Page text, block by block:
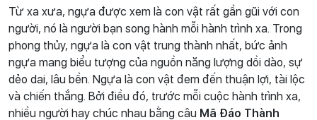
Từ xa xưa, ngựa được xem là con vật rất gần gũi với con
người, nó là người bạn song hành mỗi hành trình xa. Trong
phong thủy, ngựa là con vật trung thành nhất, bức ảnh
ngựa mang biểu tượng của nguồn năng lượng dồi dào, sự
dẻo dai, lâu bền. Ngựa là con vật đem đến thuận lợi, tài lộc
và chiến thắng. Bởi điều đó, trước mỗi cuộc hành trình xa,
nhiều người hay chúc nhau bằng câu Mã Đáo Thành